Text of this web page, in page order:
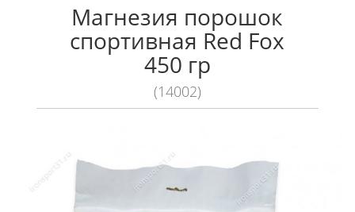
Магнезия порошок
спортивная Red Fox
450 гр
(14002)